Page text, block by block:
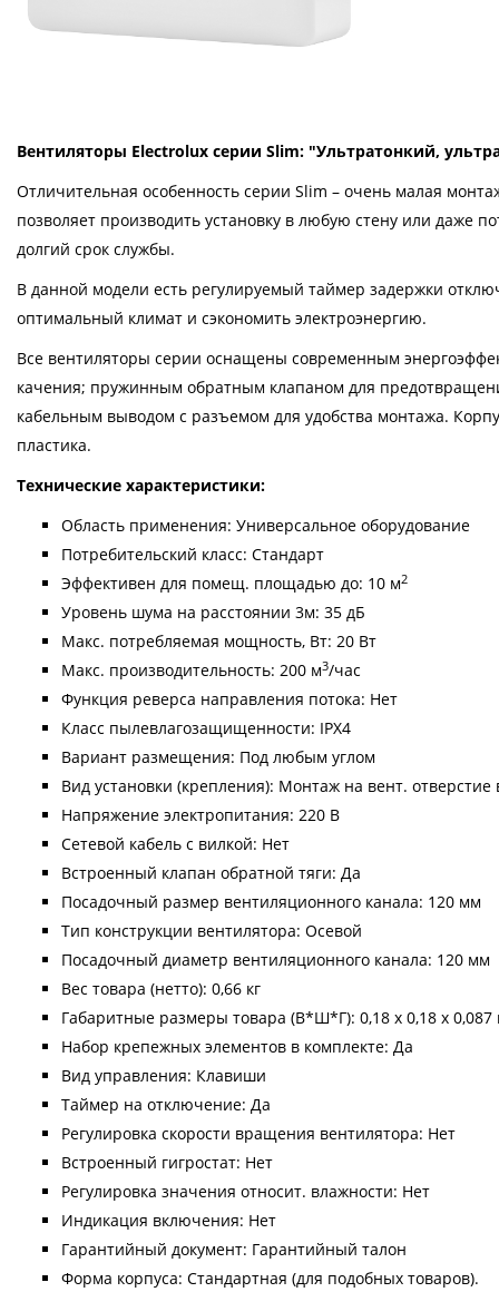
Вентиляторы Electrolux серии Slim: "Ультратонкий,
Отличительная особенность серии Slim – очень малая
позволяет производить установку в любую стену или даже
долгий срок службы.
В данной модели есть регулируемый таймер задержки
оптимальный климат и сэкономить электроэнергию.
Все вентиляторы серии оснащены современным
качения; пружинным обратным клапаном для
кабельным выводом с разъемом для удобства монтажа.
пластика.
Технические характеристики:
Область применения: Универсальное оборудование
Потребительский класс: Стандарт
Эффективен для помещ. площадью до: 10 м2
Уровень шума на расстоянии 3м: 35 дБ
Макс. потребляемая мощность, Вт: 20 Вт
Макс. производительность: 200 м3/час
Функция реверса направления потока: Нет
Класс пылевлагозащищенности: IPX4
Вариант размещения: Под любым углом
Вид установки (крепления): Монтаж на вент. отверстие
Напряжение электропитания: 220 В
Сетевой кабель с вилкой: Нет
Встроенный клапан обратной тяги: Да
Посадочный размер вентиляционного канала: 120 мм
Тип конструкции вентилятора: Осевой
Посадочный диаметр вентиляционного канала: 120 мм
Вес товара (нетто): 0,66 кг
Габаритные размеры товара (В*Ш*Г): 0,18 x 0,18 x 0,087
Набор крепежных элементов в комплекте: Да
Вид управления: Клавиши
Таймер на отключение: Да
Регулировка скорости вращения вентилятора: Нет
Встроенный гигростат: Нет
Регулировка значения относит. влажности: Нет
Индикация включения: Нет
Гарантийный документ: Гарантийный талон
Форма корпуса: Стандартная (для подобных товаров).